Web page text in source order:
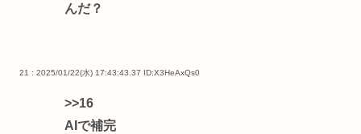
んだ？
21 : 2025/01/22(水) 17:43:43.37 ID:X3HeAxQs0
>>16
AIで補完